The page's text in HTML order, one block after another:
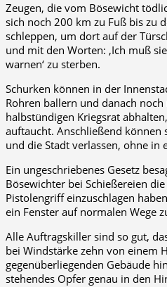
Zeugen, die vom Bösewicht
sich noch 200 km zu Fuß bis zu
schleppen, um dort auf der
und mit den Worten: ‚Ich muß
warnen‘ zu sterben.
Schurken können in der
Rohren ballern und danach
halbstündigen Kriegsrat
auftaucht. Anschließend können
und die Stadt verlassen, ohne in
Ein ungeschriebenes Gesetz
Bösewichter bei Schießereien
Pistolengriff einzuschlagen
ein Fenster auf normalen Wege
Alle Auftragskiller sind so gut,
bei Windstärke zehn von einem
gegenüberliegenden Gebäude
stehendes Opfer genau in den